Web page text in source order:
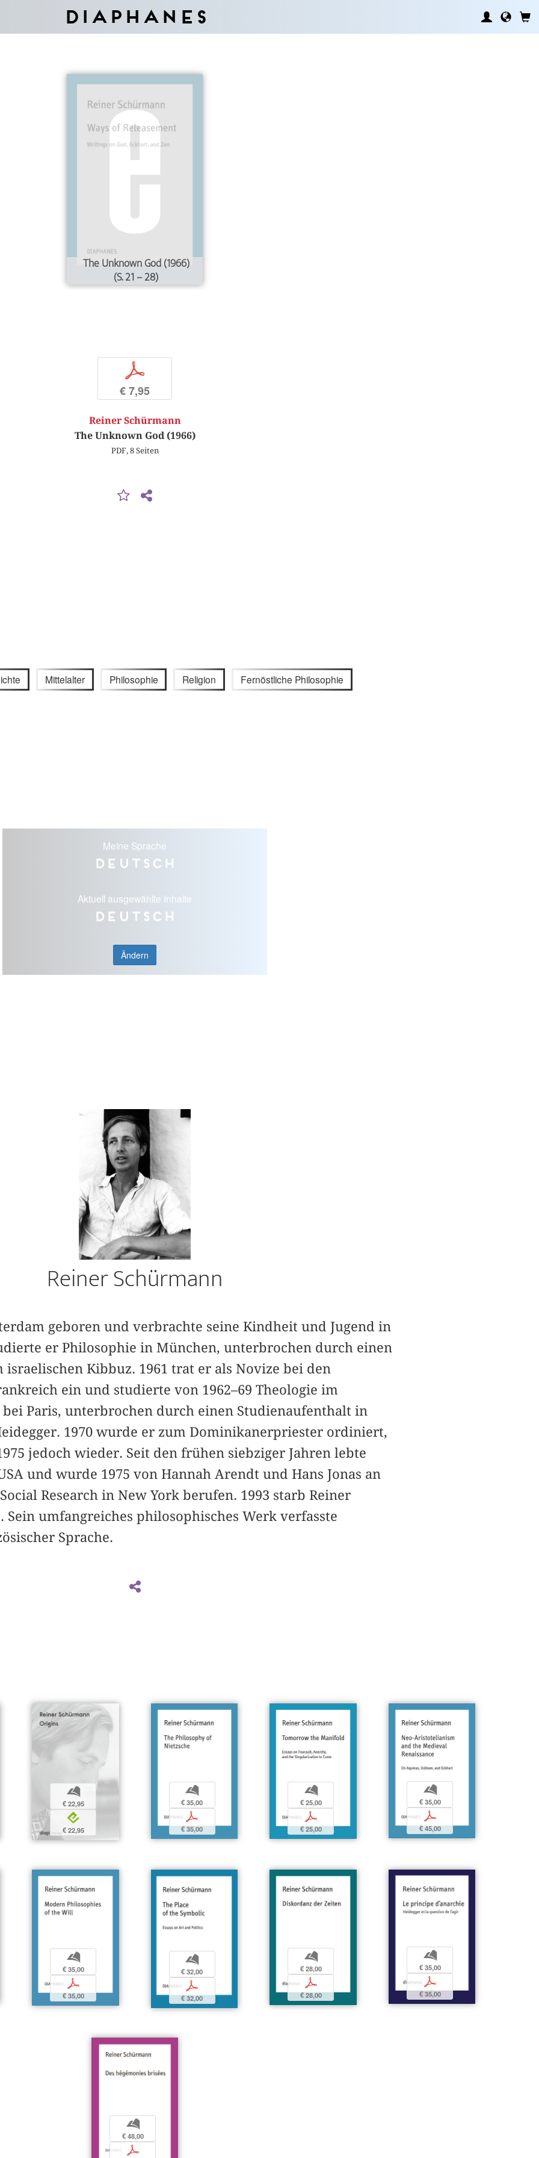
Diaphanes
The Unknown God (1966)
(S. 21 – 28)
p
€ 7,95
Reiner Schürmann
The Unknown God (1966)
PDF, 8 Seiten
Mittelalter Philosophie Religion Fernöstliche Philosophie
Meine Sprache
Deutsch
Aktuell ausgewählte Inhalte
Deutsch
Ändern
Reiner Schürmann
geboren und ver­brachte seine Kindheit und Jugend in
er Philosophie in München, unterbrochen durch einen
Kibbuz. 1961 trat er als Novize bei den
ein und studierte von 1962–69 Theologie im
bei Paris, unterbrochen durch einen Studienaufenthalt in
1970 wurde er zum Dominikanerpriester ordiniert,
jedoch wieder. Seit den frühen siebziger Jahren lebte
und wurde 1975 von Hannah Arendt und Hans Jonas an
Research in New York berufen. 1993 starb Reiner
Sein umfangreiches philosophisches Werk verfasste
Sprache.
b
€ 22,95
e
€ 22,95
b
€ 35,00
p
€ 35,00
b
€ 25,00
p
€ 25,00
b
€ 35,00
p
€ 45,00
b
€ 35,00
p
€ 35,00
b
€ 32,00
p
€ 32,00
b
€ 28,00
p
€ 28,00
b
€ 35,00
p
€ 35,00
b
€ 48,00
p